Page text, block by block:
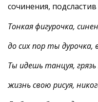
сочинения,
Тонкая фигурочка,
до сих пор ты дурочка,
Ты идешь танцуя, грязь
жизнь свою рисуя,